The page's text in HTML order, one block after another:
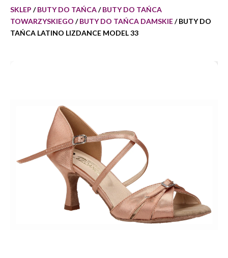
SKLEP /BUTY DO TAŃCA/BUTY DO TAŃCA
TOWARZYSKIEGO /BUTY DO TAŃCA DAMSKIE/ BUTY DO
TAŃCA LATINO LIZDANCE MODEL 33